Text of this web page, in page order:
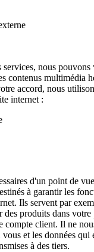
services, nous pouvons
contenus multimédia
accord, nous
internet :
d'un point de
à garantir les
Ils servent par
des produits dans
compte client. Il ne
et les données qui
à des tiers.